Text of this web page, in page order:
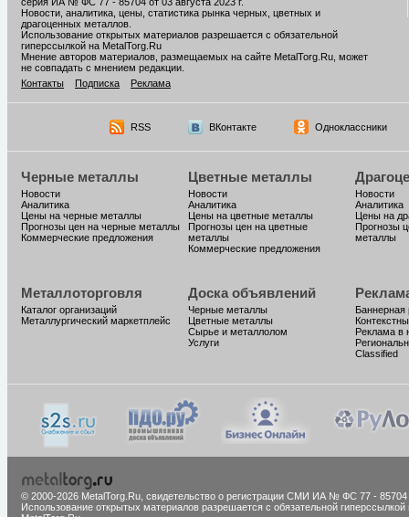
Новости, аналитика, цены, статистика рынка черных, цветных и
драгоценных металлов.
Использование открытых материалов разрешается с обязательной
гиперссылкой на MetalTorg.Ru
Мнение авторов материалов, размещаемых на сайте MetalTorg.Ru, может
не совпадать с мнением редакции.
Контакты
Подписка Реклама
RSS ВКонтакте Одноклассники
Черные металлы
Новости
Аналитика
Цены на черные металлы
Прогнозы цен на черные металлы
Коммерческие предложения
Цветные металлы
Новости
Аналитика
Цены на цветные металлы
Прогнозы цен на цветные
металлы
Коммерческие предложения
Новости
Аналитика
Цены на
Прогнозы
металлы
Металлоторговля
Каталог организаций
Металлургический маркетплейс
Доска объявлений
Черные металлы
Цветные металлы
Сырье и металлолом
Услуги
Баннерная
Реклама в
Classified
© 2000-2026 MetalTorg.Ru, cвидетельство о регистрации СМИ ИА № ФС 77 - 85704
Использование открытых материалов разрешается с обязательной гиперссылкой